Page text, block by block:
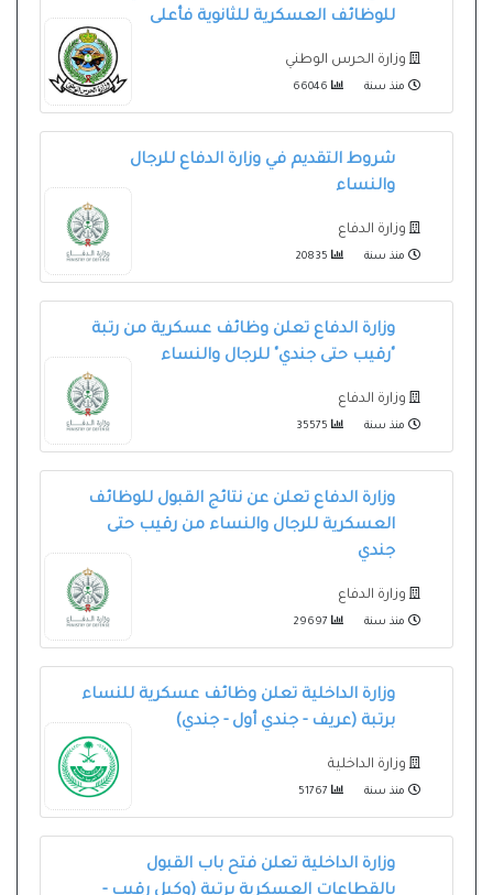
للوظائف العسكرية للثانوية فأعلى
وزارة الحرس الوطني
منذ سنة
شروط التقديم في وزارة الدفاع للرجال
والنساء
وزارة الدفاع
منذ سنة
وزارة الدفاع تعلن وظائف عسكرية من رتبة
"رقيب حتى جندي" للرجال والنساء
وزارة الدفاع
منذ سنة
وزارة الدفاع تعلن عن نتائج القبول للوظائف
العسكرية للرجال والنساء من رقيب حتى
جندي
وزارة الدفاع
منذ سنة
وزارة الداخلية تعلن وظائف عسكرية للنساء
برتبة (عريف - جندي أول - جندي)
وزارة الداخلية
منذ سنة
وزارة الداخلية تعلن فتح باب القبول